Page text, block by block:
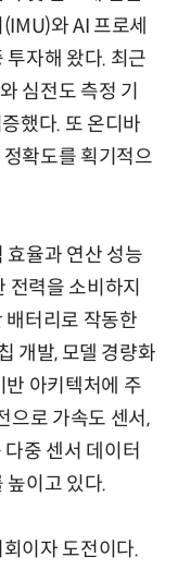
와 AI 프로세
투자해 왔다. 최근
심전도 측정 기
했다. 또 온디바
확도를 획기적으
효율과 연산 성능
전력을 소비하지
배터리로 작동한
개발, 모델 경량화
반 아키텍처에 주
으로 가속도 센서,
중 센서 데이터
높이고 있다.
이자 도전이다.